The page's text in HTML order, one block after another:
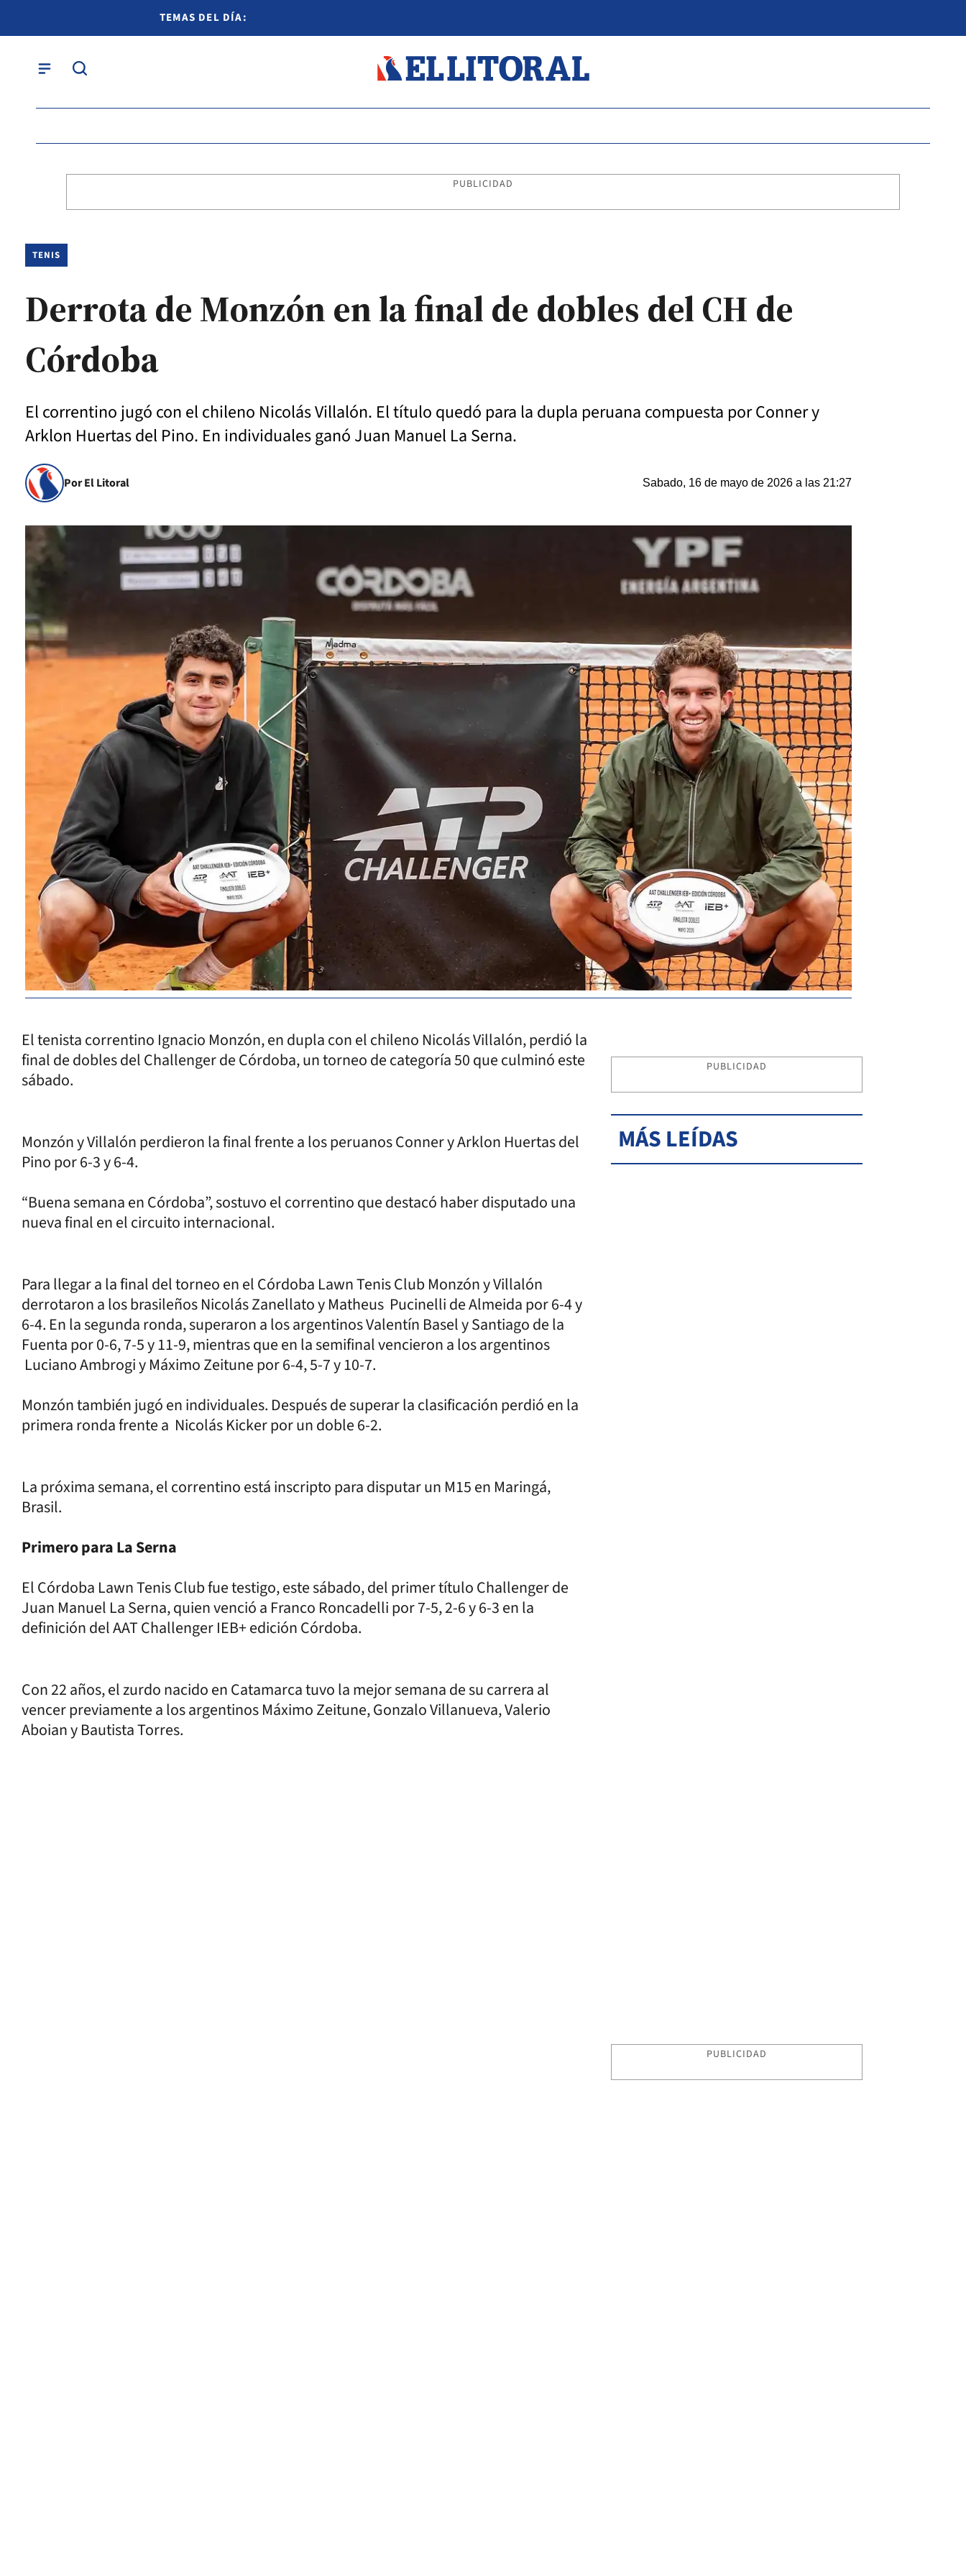
TEMAS DEL DÍA:
PUBLICIDAD
TENIS
Derrota de Monzón en la final de dobles del CH de
Córdoba
El correntino jugó con el chileno Nicolás Villalón. El título quedó para la dupla peruana compuesta por Conner y
Arklon Huertas del Pino. En individuales ganó Juan Manuel La Serna.
Por El Litoral Sabado, 16 de mayo de 2026 a las 21:27
El tenista correntino Ignacio Monzón, en dupla con el chileno Nicolás Villalón, perdió la
final de dobles del Challenger de Córdoba, un torneo de categoría 50 que culminó este
sábado.
Monzón y Villalón perdieron la final frente a los peruanos Conner y Arklon Huertas del
Pino por 6-3 y 6-4.
“Buena semana en Córdoba”, sostuvo el correntino que destacó haber disputado una
nueva final en el circuito internacional.
Para llegar a la final del torneo en el Córdoba Lawn Tenis Club Monzón y Villalón
derrotaron a los brasileños Nicolás Zanellato y Matheus Pucinelli de Almeida por 6-4 y
6-4. En la segunda ronda, superaron a los argentinos Valentín Basel y Santiago de la
Fuenta por 0-6, 7-5 y 11-9, mientras que en la semifinal vencieron a los argentinos
Luciano Ambrogi y Máximo Zeitune por 6-4, 5-7 y 10-7.
Monzón también jugó en individuales. Después de superar la clasificación perdió en la
primera ronda frente a Nicolás Kicker por un doble 6-2.
La próxima semana, el correntino está inscripto para disputar un M15 en Maringá,
Brasil.
Primero para La Serna
El Córdoba Lawn Tenis Club fue testigo, este sábado, del primer título Challenger de
Juan Manuel La Serna, quien venció a Franco Roncadelli por 7-5, 2-6 y 6-3 en la
definición del AAT Challenger IEB+ edición Córdoba.
Con 22 años, el zurdo nacido en Catamarca tuvo la mejor semana de su carrera al
vencer previamente a los argentinos Máximo Zeitune, Gonzalo Villanueva, Valerio
Aboian y Bautista Torres.
PUBLICIDAD
MÁS LEÍDAS
PUBLICIDAD